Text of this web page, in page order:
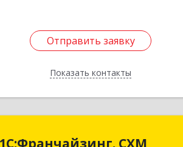
Отправить заявку
Показать контакты
Отправить заявку
Назад
1С:Франчайзинг. СХМ
1С:Франчайзинг. СХМ